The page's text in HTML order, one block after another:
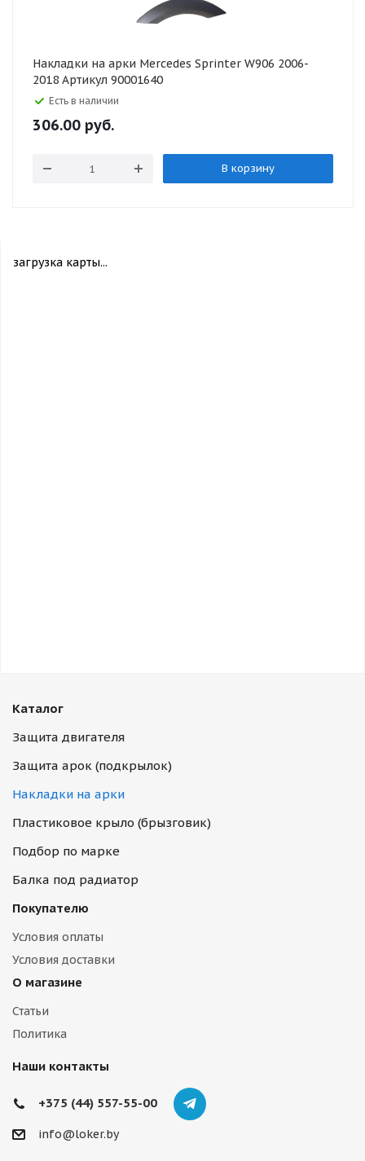
Накладки на арки Mercedes Sprinter W906 2006-
2018 Артикул 90001640
Есть в наличии
306.00 руб.
В корзину
загрузка карты...
Каталог
Защита двигателя
Защита арок (подкрылок)
Накладки на арки
Пластиковое крыло (брызговик)
Подбор по марке
Балка под радиатор
Покупателю
Условия оплаты
Условия доставки
О магазине
Статьи
Политика
Наши контакты
+375 (44) 557-55-00
info@loker.by